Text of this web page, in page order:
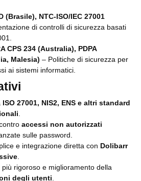
(Brasile), NTC-ISO/IEC 27001
di controlli di sicurezza basati
CPS 234 (Australia), PDPA
Malesia) – Politiche di sicurezza per
ai sistemi informatici.
ISO 27001, NIS2, ENS e altri standard
.
accessi non autorizzati
sulle password.
e integrazione diretta con Dolibarr
.
rigoroso e miglioramento della
degli utenti.